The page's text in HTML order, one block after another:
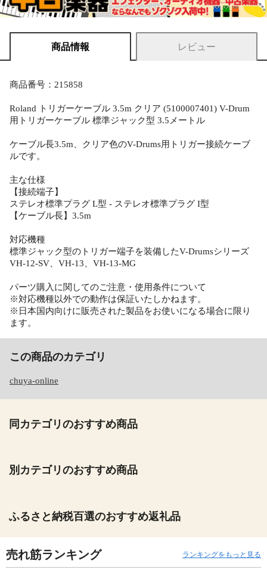
商品情報 レビュー
商品番号：215858
Roland トリガーケーブル 3.5m クリア (5100007401) V-Drum
用トリガーケーブル 標準ジャック型 3.5メートル
ケーブル長3.5m、クリア色のV-Drums用トリガー接続ケーブ
ルです。
主な仕様
【接続端子】
ステレオ標準プラグ L型 - ステレオ標準プラグ I型
【ケーブル長】3.5m
対応機種
標準ジャック型のトリガー端子を装備したV-Drumsシリーズ
VH-12-SV、VH-13、VH-13-MG
パーツ購入に関してのご注意・使用条件について
※対応機種以外での動作は保証いたしかねます。
※日本国内向けに販売された製品をお使いになる場合に限り
ます。
この商品のカテゴリ
chuya-online
同カテゴリのおすすめ商品
別カテゴリのおすすめ商品
ふるさと納税百選のおすすめ返礼品
売れ筋ランキング ランキングをもっと見る